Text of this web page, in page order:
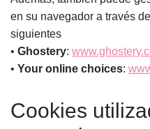
en su navegador a través
siguientes
• Ghostery:
• Your online choices:
Cookies